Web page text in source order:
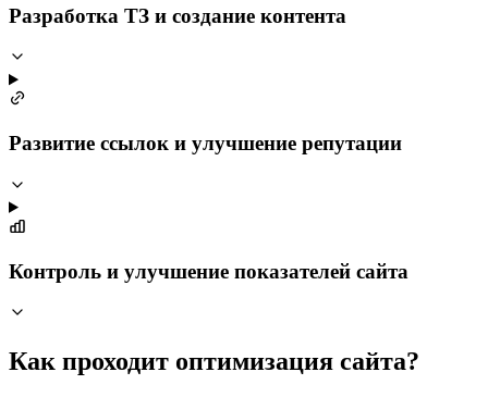
Разработка ТЗ и создание контента
Развитие ссылок и улучшение репутации
Контроль и улучшение показателей сайта
Как проходит оптимизация сайта?